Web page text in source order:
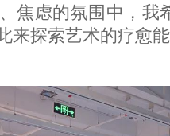
焦虑的氛围中，我
来探索艺术的疗愈